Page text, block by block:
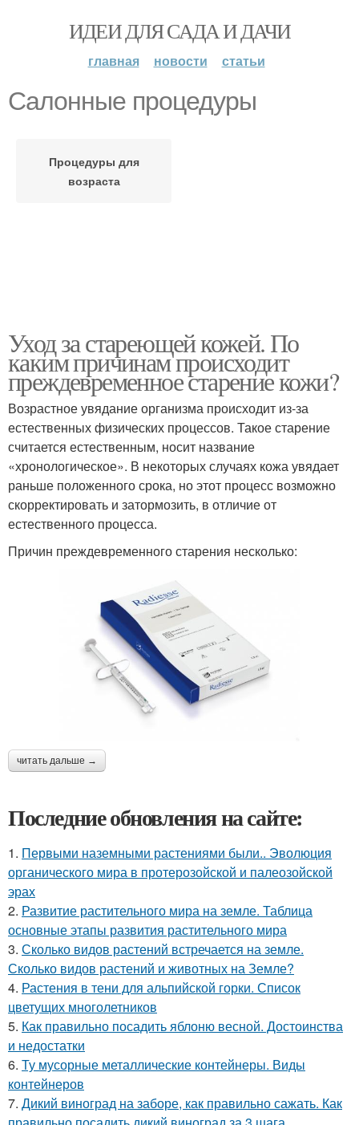
ИДЕИ ДЛЯ САДА И ДАЧИ
главная новости статьи
Салонные процедуры
Процедуры для
возраста
Уход за стареющей кожей. По
каким причинам происходит
преждевременное старение кожи?
Возрастное увядание организма происходит из-за
естественных физических процессов. Такое старение
считается естественным, носит название
«хронологическое». В некоторых случаях кожа увядает
раньше положенного срока, но этот процесс возможно
скорректировать и затормозить, в отличие от
естественного процесса.
Причин преждевременного старения несколько:
читать дальше →
Последние обновления на сайте:
1. Первыми наземными растениями были.. Эволюция
органического мира в протерозойской и палеозойской
эрах
2. Развитие растительного мира на земле. Таблица
основные этапы развития растительного мира
3. Сколько видов растений встречается на земле.
Сколько видов растений и животных на Земле?
4. Растения в тени для альпийской горки. Список
цветущих многолетников
5. Как правильно посадить яблоню весной. Достоинства
и недостатки
6. Ту мусорные металлические контейнеры. Виды
контейнеров
7. Дикий виноград на заборе, как правильно сажать. Как